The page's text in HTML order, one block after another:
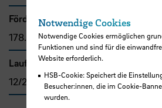
Förder- bzw. Auftragssumme
178.989,30 €
Laufzeit
12/2024 - 05/2026
Notwendige Cookies
Notwendige Cookies ermöglichen
Funktionen und sind für die
Website erforderlich.
HSB-Cookie: Speichert die
Besucher:innen, die im Cookie-
wurden.